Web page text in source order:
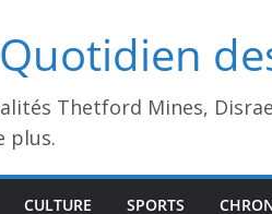
Thetford Mines,
plus.
CULTURE SPORTS